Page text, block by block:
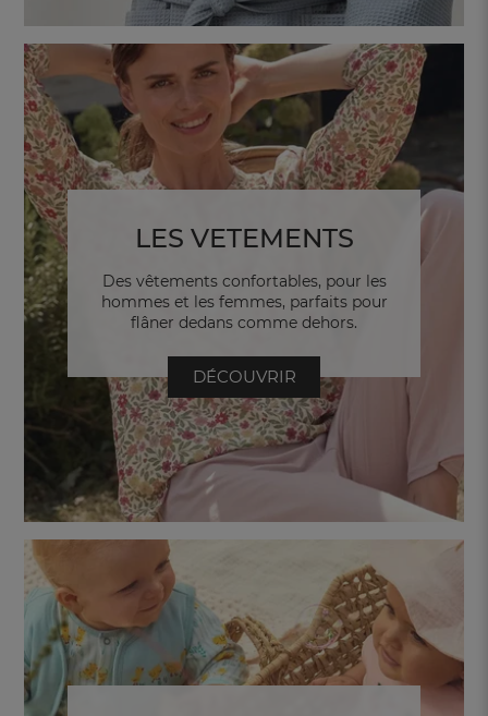
LES VETEMENTS
Des vêtements confortables, pour les
hommes et les femmes, parfaits pour
flâner dedans comme dehors.
DÉCOUVRIR